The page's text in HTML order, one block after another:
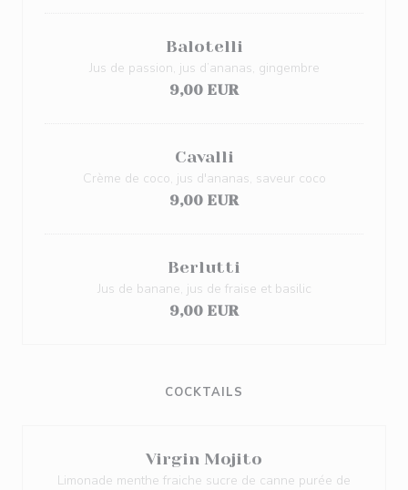
Balotelli
Jus de passion, jus d’ananas, gingembre
9,00 EUR
Cavalli
Crème de coco, jus d'ananas, saveur coco
9,00 EUR
Berlutti
Jus de banane, jus de fraise et basilic
9,00 EUR
COCKTAILS
Virgin Mojito
Limonade menthe fraiche sucre de canne purée de